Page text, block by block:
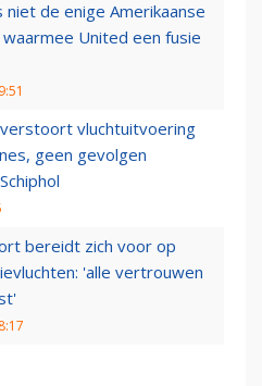
niet de enige Amerikaanse
United een fusie
vluchtuitvoering
geen gevolgen
bereidt zich voor op
'alle vertrouwen